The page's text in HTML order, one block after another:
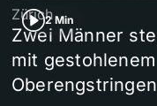
2 Min
Zürich
Zwei Männer
mit
Oberengstringen